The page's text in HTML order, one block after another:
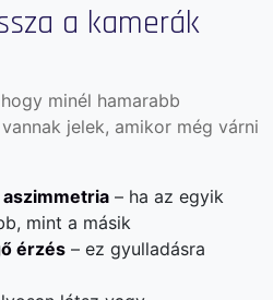
a kamerák
minél hamarabb
jelek, amikor még várni
– ha az egyik
mint a másik
érzés – ez gyulladásra